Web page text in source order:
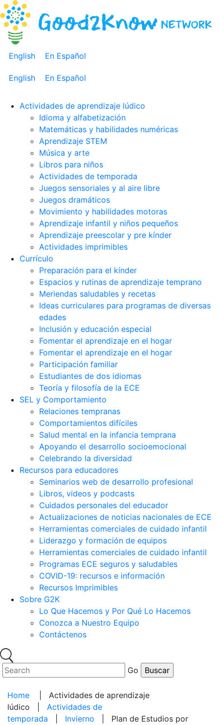
English En Español
English En Español
Actividades de aprendizaje lúdico
Idioma y alfabetización
Matemáticas y habilidades numéricas
Aprendizaje STEM
Música y arte
Libros para niños
Actividades de temporada
Juegos sensoriales y al aire libre
Juegos dramáticos
Movimiento y habilidades motoras
Aprendizaje infantil y niños pequeños
Aprendizaje preescolar y pre kínder
Actividades imprimibles
Currículo
Preparación para el kínder
Espacios y rutinas de aprendizaje temprano
Meriendas saludables y recetas
Ideas curriculares para programas de diversas
edades
Inclusión y educación especial
Fomentar el aprendizaje en el hogar
Fomentar el aprendizaje en el hogar
Participación familiar
Estudiantes de dos idiomas
Teoría y filosofía de la ECE
SEL y Comportamiento
Relaciones tempranas
Comportamientos difíciles
Salud mental en la infancia temprana
Apoyando el desarrollo socioemocional
Celebrando la diversidad
Recursos para educadores
Seminarios web de desarrollo profesional
Libros, videos y podcasts
Cuidados personales del educador
Actualizaciones de noticias nacionales de ECE
Herramientas comerciales de cuidado infantil
Liderazgo y formación de equipos
Herramientas comerciales de cuidado infantil
Programas ECE seguros y saludables
COVID-19: recursos e información
Recursos Imprimibles
Sobre G2K
Lo Que Hacemos y Por Qué Lo Hacemos
Conozca a Nuestro Equipo
Contáctenos
Go
Home
Actividades de aprendizaje
lúdico
Actividades de
temporada
Invierno
Plan de Estudios por